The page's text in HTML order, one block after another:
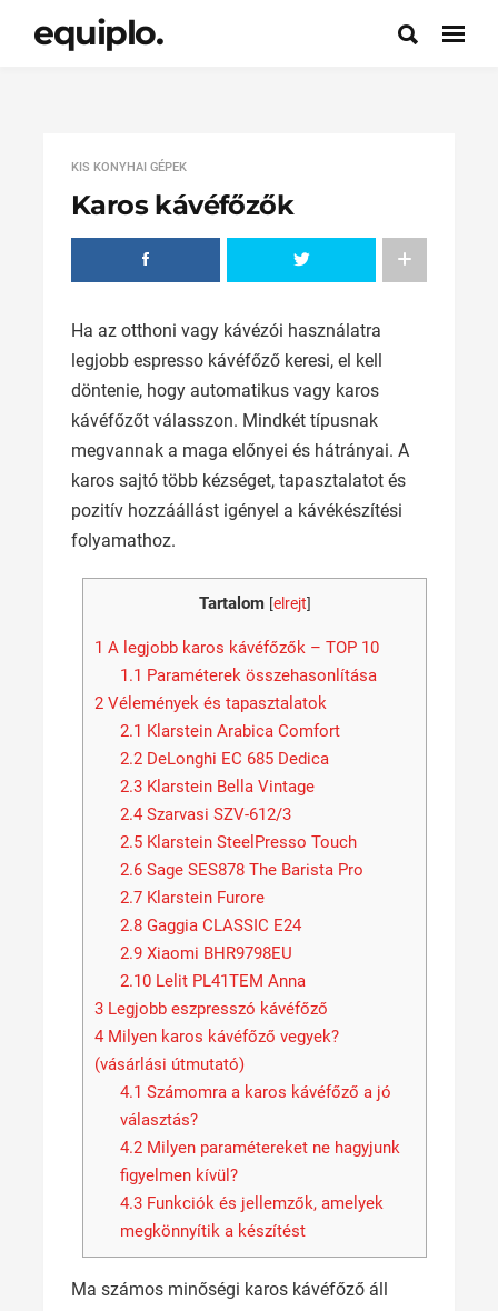
equiplo.
KIS KONYHAI GÉPEK
Karos kávéfőzők
Ha az otthoni vagy kávézói használatra
legjobb espresso kávéfőző keresi, el kell
döntenie, hogy automatikus vagy karos
kávéfőzőt válasszon. Mindkét típusnak
megvannak a maga előnyei és hátrányai. A
karos sajtó több kézséget, tapasztalatot és
pozitív hozzáállást igényel a kávékészítési
folyamathoz.
Tartalom [elrejt]
1 A legjobb karos kávéfőzők – TOP 10
1.1 Paraméterek összehasonlítása
2 Vélemények és tapasztalatok
2.1 Klarstein Arabica Comfort
2.2DeLonghi EC 685 Dedica
2.3Klarstein Bella Vintage
2.4Szarvasi SZV-612/3
2.5Klarstein SteelPresso Touch
2.6Sage SES878 The Barista Pro
2.7Klarstein Furore
2.8Gaggia CLASSIC E24
2.9Xiaomi BHR9798EU
2.10Lelit PL41TEM Anna
3 Legjobb eszpresszó kávéfőző
4 Milyen karos kávéfőző vegyek?
(vásárlási útmutató)
4.1 Számomra a karos kávéfőző a jó
választás?
4.2Milyen paramétereket ne hagyjunk
figyelmen kívül?
4.3Funkciók és jellemzők, amelyek
megkönnyítik a készítést
Ma számos minőségi karos kávéfőző áll